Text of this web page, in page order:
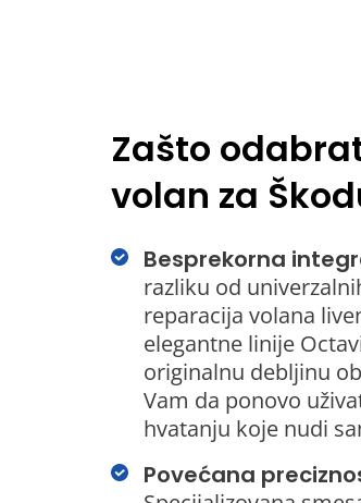
Zašto
volan za
Besprekorna
razliku od
reparacija volana
elegantne linije
originalnu debljinu
Vam da ponovo
hvatanju koje nudi
Povećana